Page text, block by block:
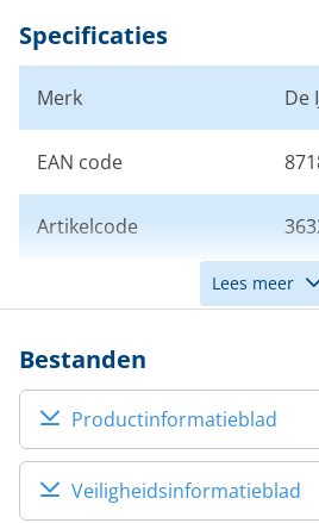
Specificaties
Merk De
EAN code
Artikelcode
Grijs
Lees meer
Bestanden
Productinformatieblad
Veiligheidsinformatieblad